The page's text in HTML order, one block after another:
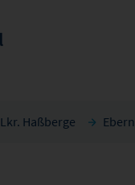
Lkr. Haßberge Ebern